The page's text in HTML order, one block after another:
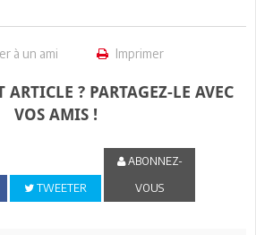
à un ami Imprimer
ARTICLE ? PARTAGEZ-LE AVEC
VOS AMIS !
TWEETER
ABONNEZ-
VOUS